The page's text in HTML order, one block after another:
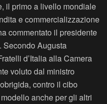
il primo a livello mondiale
e commercializzazione
commentato il presidente
Secondo Augusta
d’Italia alla Camera
voluto dal ministro
contro il cibo
anche per gli altri